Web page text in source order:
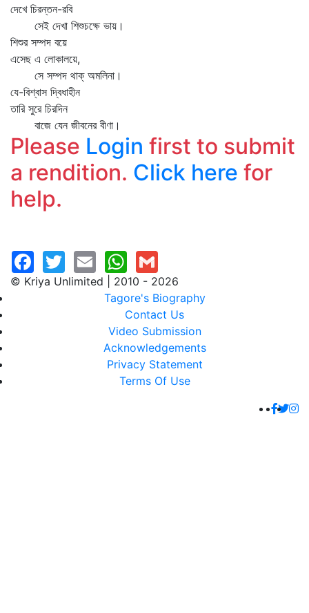
দেখে চিরন্তন-রবি
সেই দেখা শিশুচক্ষে ভায়।
শিশুর সম্পদ বয়ে
এসেছ এ লোকালয়ে,
সে সম্পদ থাক্‌ অমলিনা।
যে-বিশ্বাস দ্বিধাহীন
তারি সুরে চিরদিন
বাজে যেন জীবনের বীণা।
Please Login first to submit
a rendition. Click here for
help.
© Kriya Unlimited | 2010 - 2026
Tagore's Biography
Contact Us
Video Submission
Acknowledgements
Privacy Statement
Terms Of Use